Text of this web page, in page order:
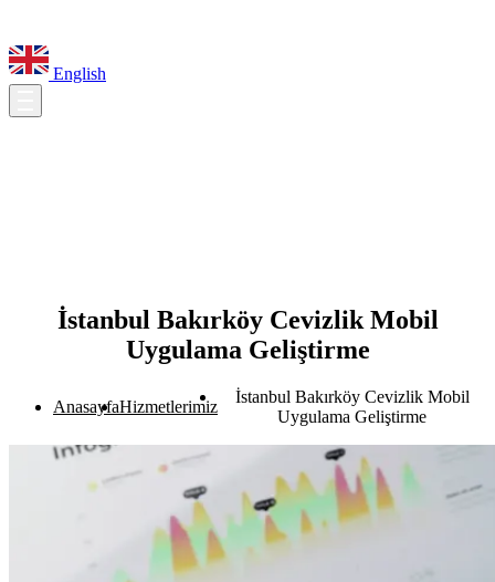
English
İstanbul Bakırköy Cevizlik Mobil
Uygulama Geliştirme
AnasayfaHizmetlerimiz
İstanbul Bakırköy Cevizlik Mobil
Uygulama Geliştirme